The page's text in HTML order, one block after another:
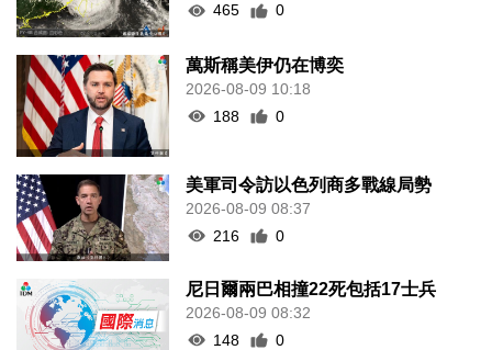
465 0
萬斯稱美伊仍在博奕
2026-08-09 10:18
188
0
美軍司令訪以色列商多戰線局勢
2026-08-09 08:37
216
0
尼日爾兩巴相撞22死包括17士兵
2026-08-09 08:32
148
0